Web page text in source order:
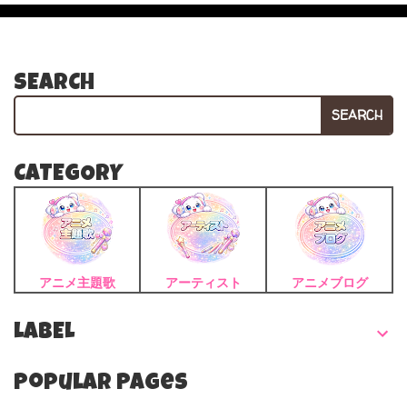
SEARCH
SEARCH
CATEGORY
アニメ主題歌 アーティスト アニメブログ
LABEL
Popular Pages